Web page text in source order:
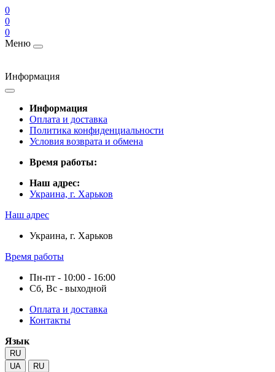
0
0
0
Меню
Информация
Информация
Оплата и доставка
Политика конфиденциальности
Условия возврата и обмена
Время работы:
Наш адрес:
Украина, г. Харьков
Наш адрес
Украина, г. Харьков
Время работы
Пн-пт - 10:00 - 16:00
Сб, Вс - выходной
Оплата и доставка
Контакты
Язык
RU
UA
RU